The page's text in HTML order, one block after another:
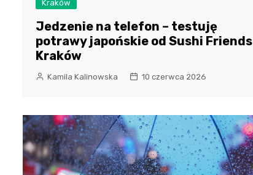
Kraków
Jedzenie na telefon – testuję
potrawy japońskie od Sushi Friends
Kraków
Kamila Kalinowska 10 czerwca 2026